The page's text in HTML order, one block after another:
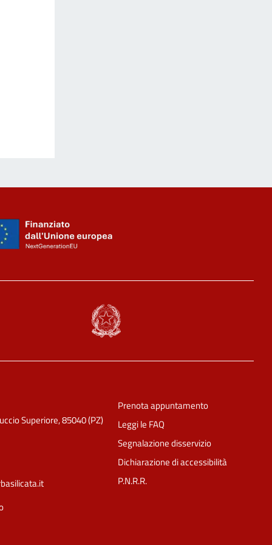
Superiore, 85040 (PZ)
Prenota appuntamento
Leggi le FAQ
Segnalazione disservizio
Dichiarazione di accessibilità
P.N.R.R.